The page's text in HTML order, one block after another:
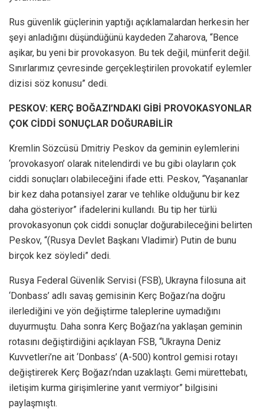
Rus güvenlik güçlerinin yaptığı açıklamalardan herkesin her
şeyi anladığını düşündüğünü kaydeden Zaharova, “Bence
aşikar, bu yeni bir provokasyon. Bu tek değil, münferit değil.
Sınırlarımız çevresinde gerçekleştirilen provokatif eylemler
dizisi söz konusu” dedi.
PESKOV: KERÇ BOĞAZI’NDAKI GİBİ PROVOKASYONLAR
ÇOK CİDDİ SONUÇLAR DOĞURABİLİR
Kremlin Sözcüsü Dmitriy Peskov da geminin eylemlerini
‘provokasyon’ olarak nitelendirdi ve bu gibi olayların çok
ciddi sonuçları olabileceğini ifade etti. Peskov, “Yaşananlar
bir kez daha potansiyel zarar ve tehlike olduğunu bir kez
daha gösteriyor” ifadelerini kullandı. Bu tip her türlü
provokasyonun çok ciddi sonuçlar doğurabileceğini belirten
Peskov, “(Rusya Devlet Başkanı Vladimir) Putin de bunu
birçok kez söyledi” dedi.
Rusya Federal Güvenlik Servisi (FSB), Ukrayna filosuna ait
‘Donbass’ adlı savaş gemisinin Kerç Boğazı’na doğru
ilerlediğini ve yön değiştirme taleplerine uymadığını
duyurmuştu. Daha sonra Kerç Boğazı’na yaklaşan geminin
rotasını değiştirdiğini açıklayan FSB, “Ukrayna Deniz
Kuvvetleri’ne ait ‘Donbass’ (A-500) kontrol gemisi rotayı
değiştirerek Kerç Boğazı’ndan uzaklaştı. Gemi mürettebatı,
iletişim kurma girişimlerine yanıt vermiyor” bilgisini
paylaşmıştı.